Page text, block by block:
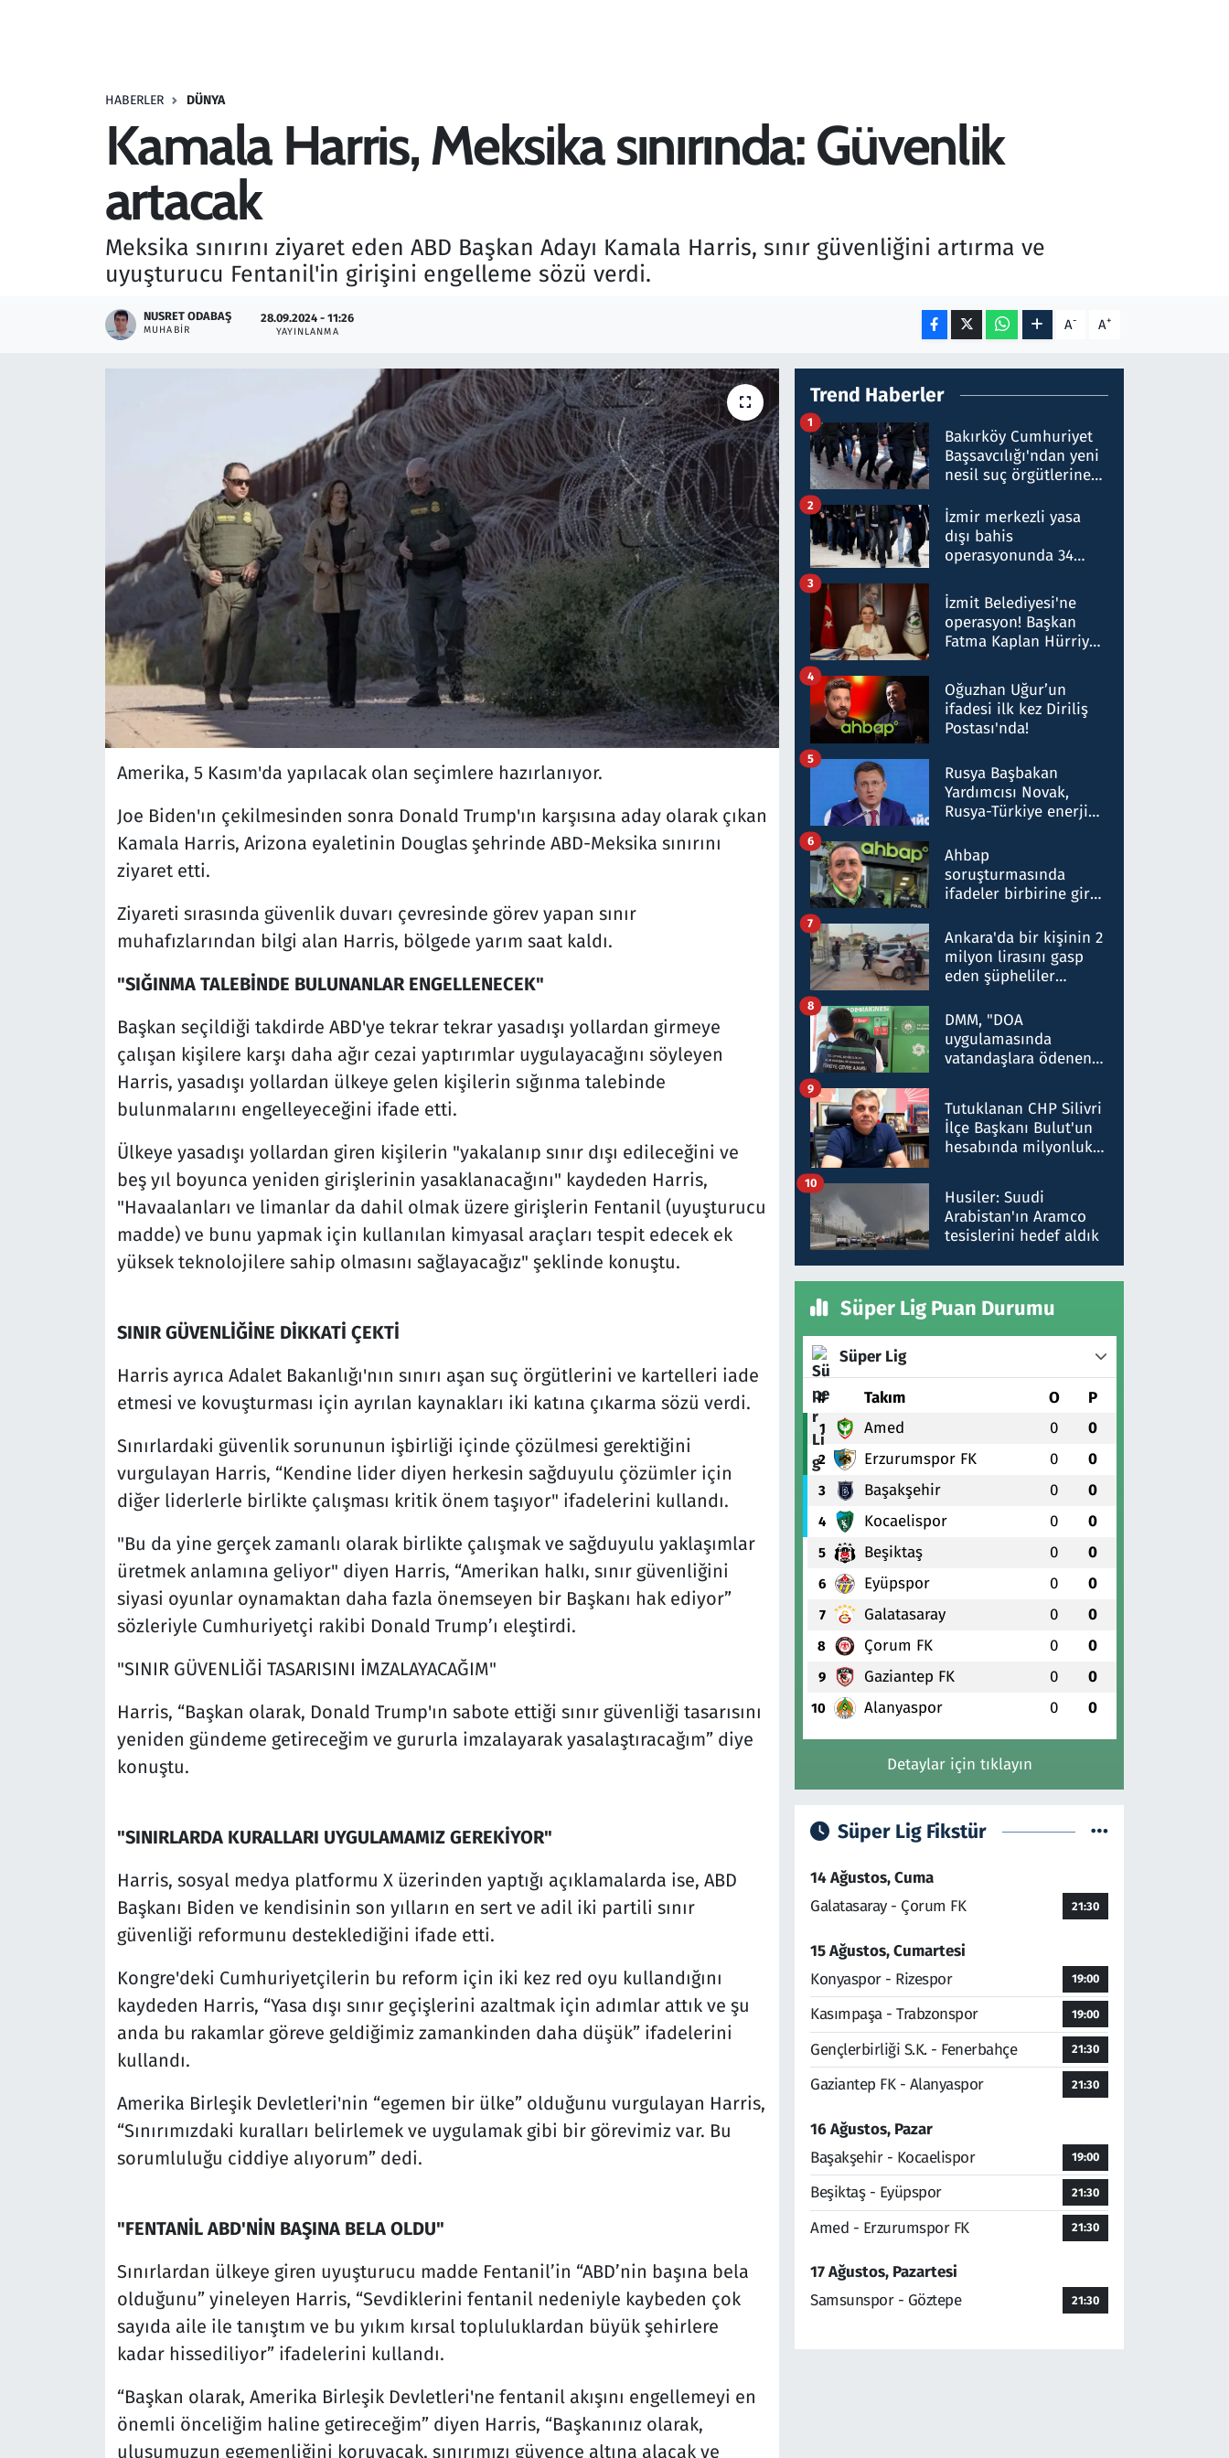
HABERLER DÜNYA
Kamala Harris, Meksika sınırında: Güvenlik
artacak
Meksika sınırını ziyaret eden ABD Başkan Adayı Kamala Harris, sınır güvenliğini artırma ve
uyuşturucu Fentanil'in girişini engelleme sözü verdi.
NUSRET ODABAŞ
MUHABIR
28.09.2024 - 11:26
YAYINLANMA A- A+
Amerika, 5 Kasım'da yapılacak olan seçimlere hazırlanıyor.
Joe Biden'ın çekilmesinden sonra Donald Trump'ın karşısına aday olarak çıkan
Kamala Harris, Arizona eyaletinin Douglas şehrinde ABD-Meksika sınırını
ziyaret etti.
Ziyareti sırasında güvenlik duvarı çevresinde görev yapan sınır
muhafızlarından bilgi alan Harris, bölgede yarım saat kaldı.
"SIĞINMA TALEBİNDE BULUNANLAR ENGELLENECEK"
Başkan seçildiği takdirde ABD'ye tekrar tekrar yasadışı yollardan girmeye
çalışan kişilere karşı daha ağır cezai yaptırımlar uygulayacağını söyleyen
Harris, yasadışı yollardan ülkeye gelen kişilerin sığınma talebinde
bulunmalarını engelleyeceğini ifade etti.
Ülkeye yasadışı yollardan giren kişilerin "yakalanıp sınır dışı edileceğini ve
beş yıl boyunca yeniden girişlerinin yasaklanacağını" kaydeden Harris,
"Havaalanları ve limanlar da dahil olmak üzere girişlerin Fentanil (uyuşturucu
madde) ve bunu yapmak için kullanılan kimyasal araçları tespit edecek ek
yüksek teknolojilere sahip olmasını sağlayacağız" şeklinde konuştu.
SINIR GÜVENLİĞİNE DİKKATİ ÇEKTİ
Harris ayrıca Adalet Bakanlığı'nın sınırı aşan suç örgütlerini ve kartelleri iade
etmesi ve kovuşturması için ayrılan kaynakları iki katına çıkarma sözü verdi.
Sınırlardaki güvenlik sorununun işbirliği içinde çözülmesi gerektiğini
vurgulayan Harris, “Kendine lider diyen herkesin sağduyulu çözümler için
diğer liderlerle birlikte çalışması kritik önem taşıyor" ifadelerini kullandı.
"Bu da yine gerçek zamanlı olarak birlikte çalışmak ve sağduyulu yaklaşımlar
üretmek anlamına geliyor" diyen Harris, “Amerikan halkı, sınır güvenliğini
siyasi oyunlar oynamaktan daha fazla önemseyen bir Başkanı hak ediyor”
sözleriyle Cumhuriyetçi rakibi Donald Trump’ı eleştirdi.
"SINIR GÜVENLİĞİ TASARISINI İMZALAYACAĞIM"
Harris, “Başkan olarak, Donald Trump'ın sabote ettiği sınır güvenliği tasarısını
yeniden gündeme getireceğim ve gururla imzalayarak yasalaştıracağım” diye
konuştu.
"SINIRLARDA KURALLARI UYGULAMAMIZ GEREKİYOR"
Harris, sosyal medya platformu X üzerinden yaptığı açıklamalarda ise, ABD
Başkanı Biden ve kendisinin son yılların en sert ve adil iki partili sınır
güvenliği reformunu desteklediğini ifade etti.
Kongre'deki Cumhuriyetçilerin bu reform için iki kez red oyu kullandığını
kaydeden Harris, “Yasa dışı sınır geçişlerini azaltmak için adımlar attık ve şu
anda bu rakamlar göreve geldiğimiz zamankinden daha düşük” ifadelerini
kullandı.
Amerika Birleşik Devletleri'nin “egemen bir ülke” olduğunu vurgulayan Harris,
“Sınırımızdaki kuralları belirlemek ve uygulamak gibi bir görevimiz var. Bu
sorumluluğu ciddiye alıyorum” dedi.
"FENTANİL ABD'NİN BAŞINA BELA OLDU"
Sınırlardan ülkeye giren uyuşturucu madde Fentanil’in “ABD’nin başına bela
olduğunu” yineleyen Harris, “Sevdiklerini fentanil nedeniyle kaybeden çok
sayıda aile ile tanıştım ve bu yıkım kırsal topluluklardan büyük şehirlere
kadar hissediliyor” ifadelerini kullandı.
“Başkan olarak, Amerika Birleşik Devletleri'ne fentanil akışını engellemeyi en
önemli önceliğim haline getireceğim” diyen Harris, “Başkanınız olarak,
ulusumuzun egemenliğini koruyacak, sınırımızı güvence altına alacak ve
Trend Haberler
Bakırköy Cumhuriyet
Başsavcılığı'ndan yeni
nesil suç örgütlerine
hakkında gözaltı kararı
1
İzmir merkezli yasa
dışı bahis
operasyonunda 34
Milyar liralık para
trafiği tespit edildi
2
İzmit Belediyesi'ne
operasyon! Başkan
Fatma Kaplan Hürriyet
3
Oğuzhan Uğur’un
ifadesi ilk kez Diriliş
Postası'nda!
4
Rusya Başbakan
Yardımcısı Novak,
Rusya-Türkiye enerji
nitelikte olduğunu
belirtti
5
Ahbap
soruşturmasında
ifadeler birbirine girdi:
ifadelerinden ortaya
çıkan tablo şok etti
6
Ankara'da bir kişinin 2
milyon lirasını gasp
eden şüpheliler
7
DMM, "DOA
uygulamasında
vatandaşlara ödenen
düşürüldüğü" iddiasını
yalanladı
8
Tutuklanan CHP Silivri
İlçe Başkanı Bulut'un
hesabında milyonluk
talimat verdi, ben
gönderdim
9
Husiler: Suudi
Arabistan'ın Aramco
tesislerini hedef aldık
10
Süper Lig Puan Durumu
Süper Lig
# Takım O P
1 Amed 0 0
2 Erzurumspor FK 0 0
3 Başakşehir 0 0
4 Kocaelispor 0 0
5 Beşiktaş 0 0
6 Eyüpspor 0 0
7 Galatasaray 0 0
8 Çorum FK 0 0
9 Gaziantep FK 0 0
10 Alanyaspor 0 0
Detaylar için tıklayın
Süper Lig Fikstür
14 Ağustos, Cuma
Galatasaray - Çorum FK
21:30
15 Ağustos, Cumartesi
Konyaspor - Rizespor
19:00
Kasımpaşa - Trabzonspor 19:00
Gençlerbirliği S.K. - Fenerbahçe 21:30
Gaziantep FK - Alanyaspor 21:30
16 Ağustos, Pazar
Başakşehir - Kocaelispor
19:00
Beşiktaş - Eyüpspor 21:30
Amed - Erzurumspor FK 21:30
17 Ağustos, Pazartesi
Samsunspor - Göztepe
21:30
Savunma Sanayi
Teknoloji ve Bilim
Televizyon